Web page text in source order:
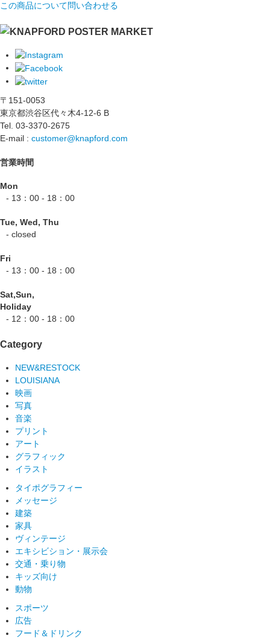
この商品について問い合わせる
〒151-0053
東京都渋谷区代々木4-12-6 B
Tel. 03-3370-2675
E-mail : customer@knapford.com
営業時間
Mon
- 13：00 - 18：00
Tue, Wed, Thu
- closed
Fri
- 13：00 - 18：00
Sat,Sun,
Holiday
- 12：00 - 18：00
Category
NEW&RESTOCK
LOUISIANA
映画
写真
音楽
プリント
アート
グラフィック
イラスト
タイポグラフィー
メッセージ
建築
家具
ヴィンテージ
エキシビション・展示会
交通・乗り物
キッズ向け
動物
スポーツ
広告
フード＆ドリンク